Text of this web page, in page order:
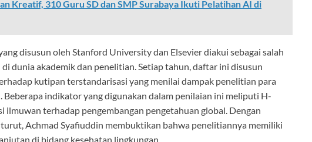
Kreatif, 310 Guru SD dan SMP Surabaya Ikuti Pelatihan AI di
disusun oleh Stanford University dan Elsevier diakui sebagai salah
dunia akademik dan penelitian. Setiap tahun, daftar ini disusun
kutipan terstandarisasi yang menilai dampak penelitian para
indikator yang digunakan dalam penilaian ini meliputi H-
ilmuwan terhadap pengembangan pengetahuan global. Dengan
Achmad Syafiuddin membuktikan bahwa penelitiannya memiliki
di bidang kesehatan lingkungan.